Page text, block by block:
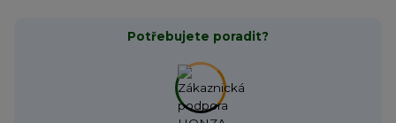
Potřebujete poradit?